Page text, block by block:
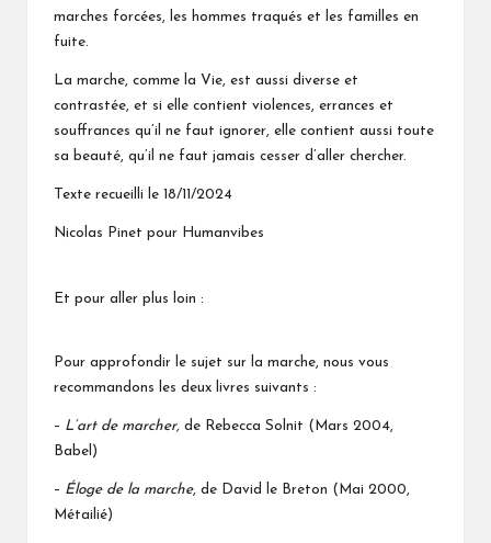
marches forcées, les hommes traqués et les familles en
fuite.
La marche, comme la Vie, est aussi diverse et
contrastée, et si elle contient violences, errances et
souffrances qu’il ne faut ignorer, elle contient aussi toute
sa beauté, qu’il ne faut jamais cesser d’aller chercher.
Texte recueilli le 18/11/2024
Nicolas Pinet pour Humanvibes
Et pour aller plus loin :
Pour approfondir le sujet sur la marche, nous vous
recommandons les deux livres suivants :
– L’art de marcher, de Rebecca Solnit (Mars 2004,
Babel)
– Éloge de la marche, de David le Breton (Mai 2000,
Métailié)